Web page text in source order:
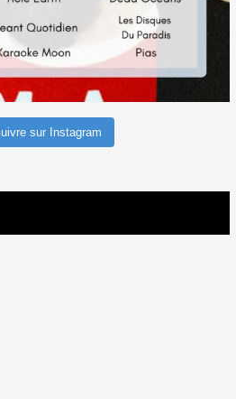
sur Instagram